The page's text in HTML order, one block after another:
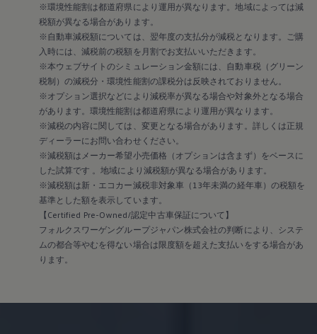
※環境性能割は都道府県により運用が異なります。地域によっては減
税額が異なる場合があります。
※自動車減税額については、翌年度の支払分が減税となります。ご購
入時には、減税前の税額を月割でお支払いいただきます。
※本ウェブサイトのシミュレーション金額には、自動車税（グリーン
税制）の減税分・環境性能割の課税分は反映されておりません。
※オプション選択などにより減税率が異なる場合や対象外となる場合
があります。環境性能割は都道府県により運用が異なります。
※減税の内容に関しては、変更となる場合があります。詳しくは正規
ディーラーにお問い合わせください。
※減税額はメーカー希望小売価格（オプションは含まず）をベースに
した試算です 。地域により減税額が異なる場合があります。
※減税額は新・エコカー減税非対象車（13年未満の経年車）の税額を
基準とした額を表示しています。
【Certified Pre-Owned/認定中古車保証について】
フォルクスワーゲングループジャパン株式会社の判断により、システ
ムの都合等やむを得ない場合は限度額を超えた支払いをする場合があ
ります。